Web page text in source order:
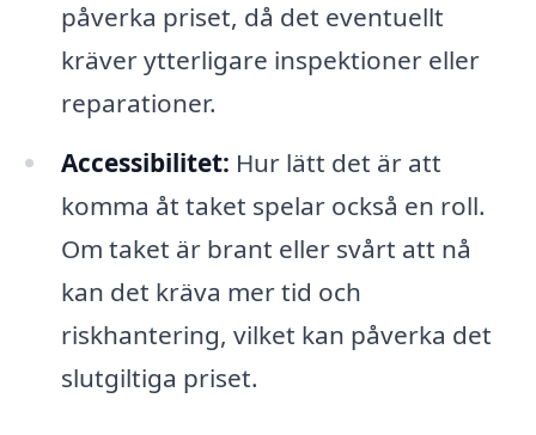
påverka priset, då det eventuellt
kräver ytterligare inspektioner eller
reparationer.
Accessibilitet: Hur lätt det är att
komma åt taket spelar också en roll.
Om taket är brant eller svårt att nå
kan det kräva mer tid och
riskhantering, vilket kan påverka det
slutgiltiga priset.